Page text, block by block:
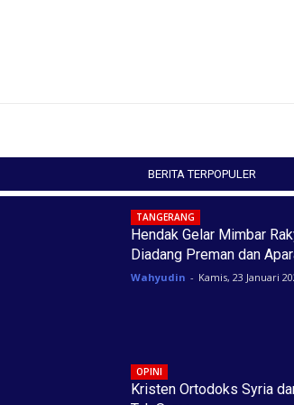
BERITA TERPOPULER
TANGERANG
Hendak Gelar Mimbar
Diadang Preman dan
Wahyudin - Kamis, 23 Januari
OPINI
Kristen Ortodoks Syria